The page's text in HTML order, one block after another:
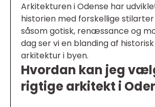
Arkitekturen i Odense har
historien med forskellige
såsom gotisk, renæssance og
dag ser vi en blanding af
arkitektur i byen.
Hvordan kan jeg
rigtige arkitekt i